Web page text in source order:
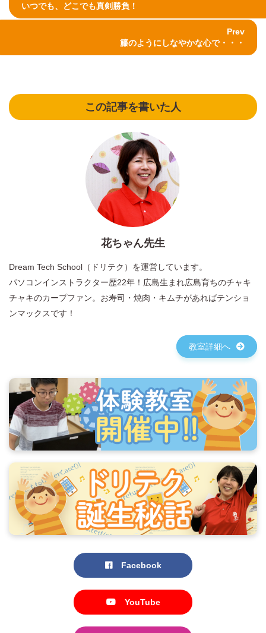
いつでも、どこでも真剣勝負！
Prev
籐のようにしなやかな心で・・・
この記事を書いた人
花ちゃん先生
Dream Tech School（ドリテク）を運営しています。
パソコンインストラクター歴22年！広島生まれ広島育ちのチャキ
チャキのカープファン。お寿司・焼肉・キムチがあればテンショ
ンマックスです！
教室詳細へ
Facebook
YouTube